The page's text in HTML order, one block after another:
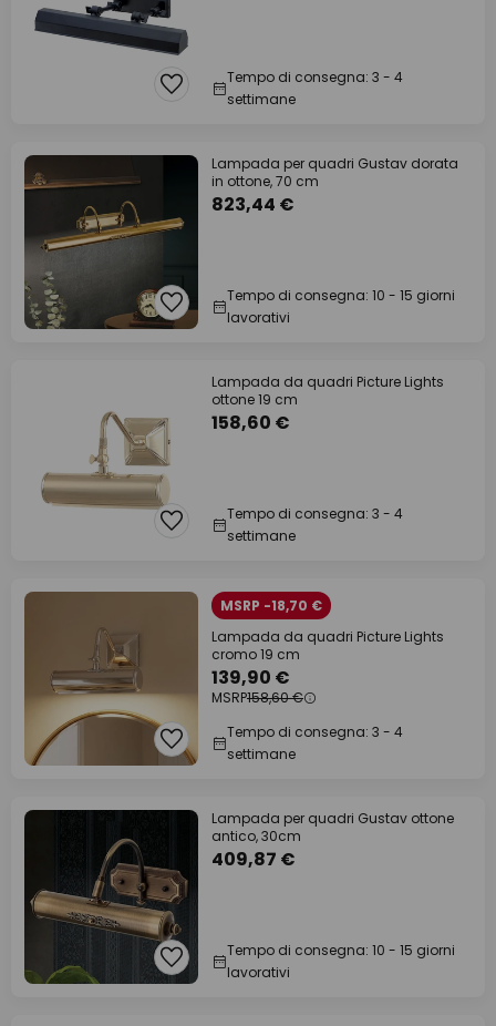
Tempo di consegna: 3 - 4
settimane
Lampada per quadri Gustav dorata
in ottone, 70 cm
823,44 €
Tempo di consegna: 10 - 15 giorni
lavorativi
Lampada da quadri Picture Lights
ottone 19 cm
158,60 €
Tempo di consegna: 3 - 4
settimane
MSRP -18,70 €
Lampada da quadri Picture Lights
cromo 19 cm
139,90 €
MSRP158,60 €
Tempo di consegna: 3 - 4
settimane
Lampada per quadri Gustav ottone
antico, 30cm
409,87 €
Tempo di consegna: 10 - 15 giorni
lavorativi